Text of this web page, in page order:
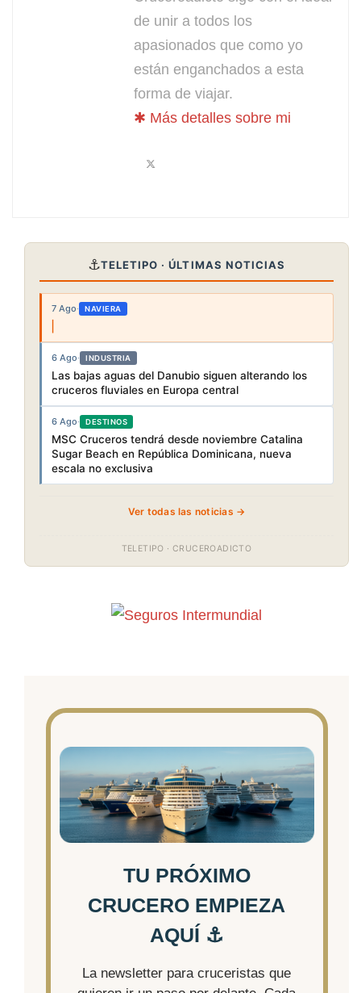
de unir a todos los
apasionados que como yo
están enganchados a esta
forma de viajar.
✱ Más detalles sobre mi
⚓TELETIPO · ÚLTIMAS NOTICIAS
7 Ago· NAVIERA
6 Ago· INDUSTRIA
Las bajas aguas del Danubio siguen alterando los
cruceros fluviales en Europa central
6 Ago· DESTINOS
MSC Cruceros tendrá desde noviembre Catalina
Sugar Beach en República Dominicana, nueva
escala no exclusiva
Ver todas las noticias →
TELETIPO · CRUCEROADICTO